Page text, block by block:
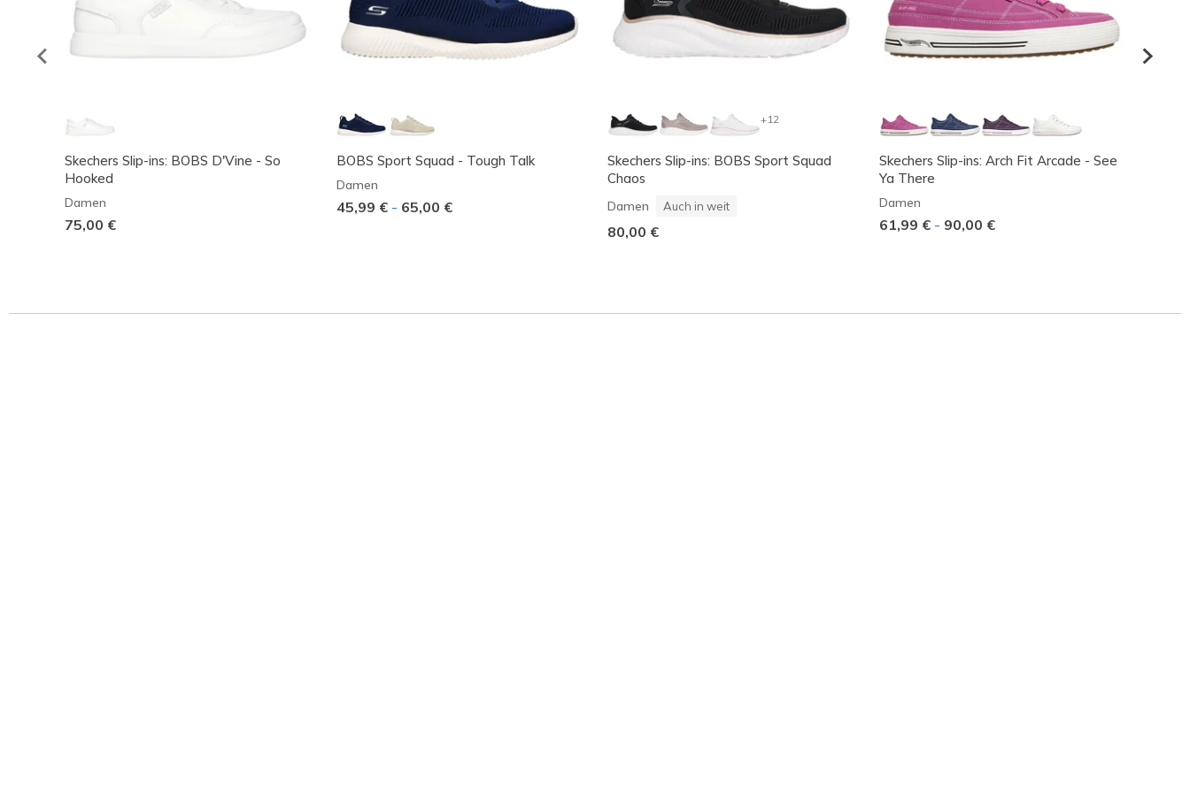
Skechers Slip-ins: BOBS D'Vine - So
Hooked
Damen
75,00 €
BOBS Sport Squad - Tough Talk
Damen
45,99 € - 65,00 €
+12
Skechers Slip-ins: BOBS Sport Squad
Chaos
Damen Auch in weit
80,00 €
Skechers Slip-ins: Arch Fit Arcade - See
Ya There
Damen
61,99 € - 90,00 €